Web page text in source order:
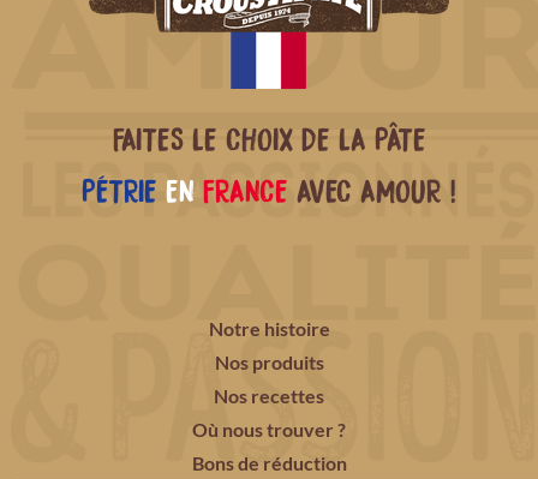
FAITES LE CHOIX DE LA PÂTE
PÉTRIE EN FRANCE AVEC AMOUR !
Notre histoire
Nos produits
Nos recettes
Où nous trouver ?
Bons de réduction